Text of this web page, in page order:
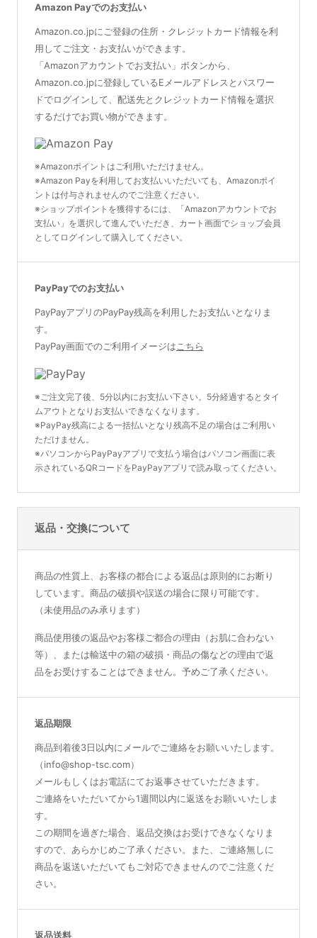
Amazon Payでのお支払い
Amazon.co.jpにご登録の住所・クレジットカード情報を利
用してご注文・お支払いができます。
「Amazonアカウントでお支払い」ボタンから、
Amazon.co.jpに登録しているEメールアドレスとパスワー
ドでログインして、配送先とクレジットカード情報を選択
するだけでお買い物ができます。
※Amazonポイントはご利用いただけません。
※Amazon Payを利用してお支払いいただいても、Amazonポイ
ントは付与されませんのでご注意ください。
※ショップポイントを獲得するには、「Amazonアカウントでお
支払い」を選択して進んでいただき、カート画面でショップ会員
としてログインして購入してください。
PayPayでのお支払い
PayPayアプリのPayPay残高を利用したお支払いとなりま
す。
PayPay画面でのご利用イメージは こちら
※ご注文完了後、5分以内にお支払い下さい。5分経過するとタイ
ムアウトとなりお支払いできなくなります。
※PayPay残高による一括払いとなり残高不足の場合はご利用い
ただけません。
※パソコンからPayPayアプリで支払う場合はパソコン画面に表
示されているQRコードをPayPayアプリで読み取ってください。
返品・交換について
商品の性質上、お客様の都合による返品は原則的にお断り
しています。商品の破損や誤送の場合に限り可能です。
（未使用品のみ承ります）
商品使用後の返品やお客様ご都合の理由（お肌に合わない
等）、または輸送中の箱の破損・商品の傷などの理由で返
品をお受けすることはできません。予めご了承ください。
返品期限
商品到着後3日以内にメールでご連絡をお願いいたします。
（info@shop-tsc.com）
メールもしくはお電話にてお返事させていただきます。
ご連絡をいただいてから1週間以内に返送をお願いいたしま
す。
この期間を過ぎた場合、返品交換はお受けできなくなりま
すので、あらかじめご了承ください。また、ご連絡無しに
商品を返送いただいてもご対応できませんのでご注意くだ
さい。
返品送料